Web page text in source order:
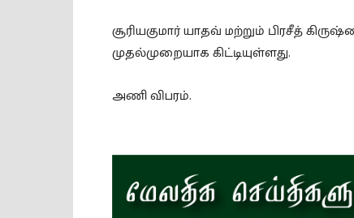
சூரியகுமார் யாதவ் மற்றும் பிரசீத்
முதல்முறையாக கிட்டியுள்ளது.
அணி விபரம்.